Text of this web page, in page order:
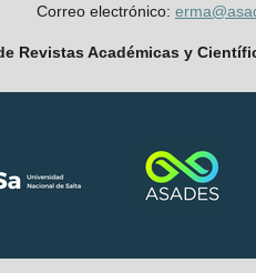
Correo electrónico:
Revistas Académicas y